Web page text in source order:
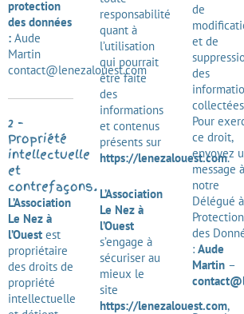
protection
des données
: Aude
Martin
contact@lenezalouest.com
2 –
Propriété
intellectuelle
et
contrefaçons.
L’Association
Le Nez à
l’Ouest est
propriétaire
des droits de
propriété
intellectuelle
responsabilité
quant à
l’utilisation
qui pourrait
être faite
des
informations
et contenus
présents sur
https://lenezalouest.com.
L’Association
Le Nez à
l’Ouest
s’engage à
sécuriser au
mieux le
site
https://lenezalouest.com,
de
et de
des
Pour
ce droit,
envoyez
message à
notre
Délégué
Protection
des
: Aude
Martin–